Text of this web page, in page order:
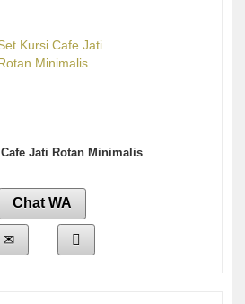
Jati Rotan Minimalis
Chat WA